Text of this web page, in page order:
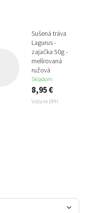
Sušená tráva
Lagurus -
zajačka 50g -
melírovaná
ružová
Skladom
8,95 €
Vrátane DPH